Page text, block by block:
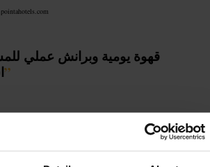
قهوة يومية وبرانش عملي
”